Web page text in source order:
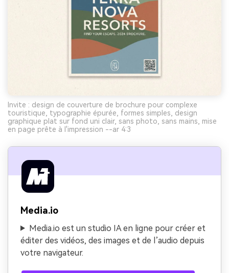
Invite : design de couverture de brochure pour complexe
touristique, typographie épurée, formes simples, design
graphique plat sur fond uni clair, sans photo, sans mains, mise
en page prête à l'impression --ar 4:3
Media.io
Media.io est un studio IA en ligne pour créer et
éditer des vidéos, des images et de l’audio depuis
votre navigateur.